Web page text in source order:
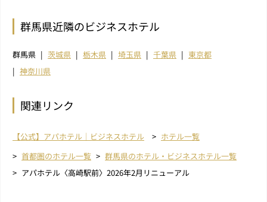
群馬県近隣のビジネスホテル
群馬県 茨城県 栃木県 埼玉県 千葉県
東京都
神奈川県
関連リンク
【公式】アパホテル｜ビジネスホテル
ホテル一覧
首都圏のホテル一覧
群馬県のホテル・ビジネスホテル一覧
アパホテル〈高崎駅前〉2026年2月リニューアル